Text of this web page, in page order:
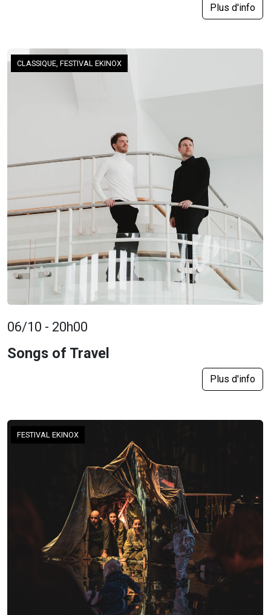
Plus d'info
CLASSIQUE, FESTIVAL EKINOX
06/10 - 20h00
Songs of Travel
Plus d'info
FESTIVAL EKINOX